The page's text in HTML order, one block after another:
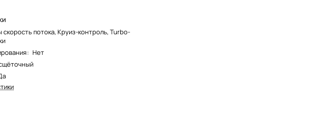
скорость потока, Круиз-контроль, Turbo-
: Нет